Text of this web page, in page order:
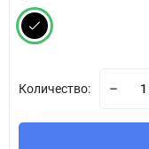
Количество: